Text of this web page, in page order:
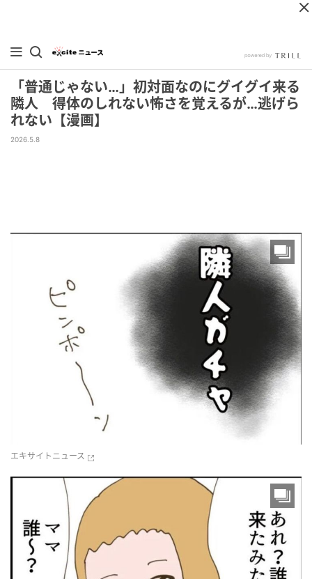
「普通じゃない…」初対面なのにグイグイ来る
隣人 得体のしれない怖さを覚えるが…逃げら
れない【漫画】
2026.5.8
エキサイトニュース